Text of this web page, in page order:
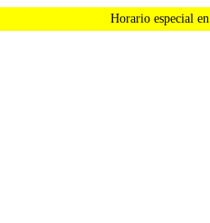
Horario especial en